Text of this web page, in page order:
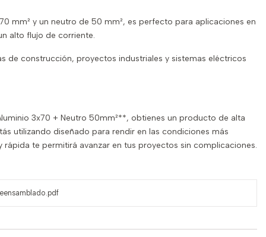
mm² y un neutro de 50 mm², es perfecto para aplicaciones en
alto flujo de corriente.
de construcción, proyectos industriales y sistemas eléctricos
3x70 + Neutro 50mm²**, obtienes un producto de alta
utilizando diseñado para rendir en las condiciones más
rápida te permitirá avanzar en tus proyectos sin complicaciones.